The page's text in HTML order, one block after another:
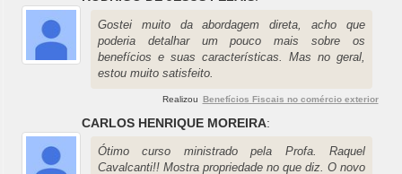
Gostei muito da abordagem direta, acho que
poderia detalhar um pouco mais sobre os
benefícios e suas características. Mas no geral,
estou muito satisfeito.
Realizou Benefícios Fiscais no comércio exterior
CARLOS HENRIQUE MOREIRA:
Ótimo curso ministrado pela Profa. Raquel
Cavalcanti!! Mostra propriedade no que diz. O novo